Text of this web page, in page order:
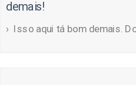
demais!
Isso aqui tá bom demais.